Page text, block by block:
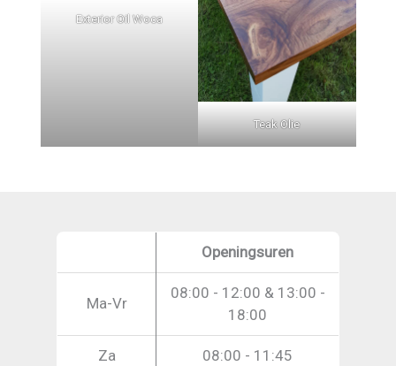
Exterior Oil Woca
Teak Olie
Openingsuren
Ma-Vr
08:00 - 12:00 & 13:00 -
18:00
Za 08:00 - 11:45